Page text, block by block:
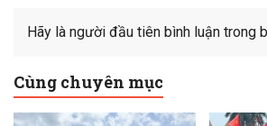
Hãy là người đầu tiên bình luận trong
Cùng chuyên mục